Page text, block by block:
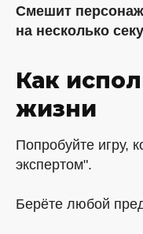
Смешит
на несколько
Как
жизни
Попробуйте игру,
экспертом".
Берёте любой